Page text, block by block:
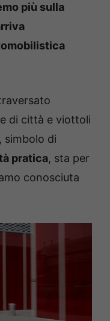
più sulla
di città e viottoli
, simbolo di
pratica, sta per
conosciuta